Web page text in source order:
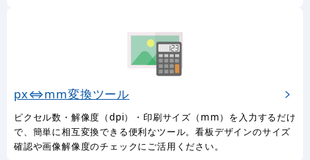
px⇔mm変換ツール
ピクセル数・解像度（dpi）・印刷サイズ（mm）を入力するだけ
で、簡単に相互変換できる便利なツール。看板デザインのサイズ
確認や画像解像度のチェックにご活用ください。